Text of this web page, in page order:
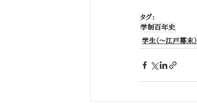
タグ：
学制百年史
学生（～江戸幕末）